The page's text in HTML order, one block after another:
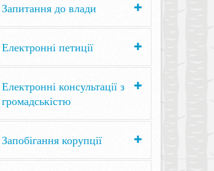
Запитання до влади
Електронні петиції
Електронні консультації з
громадськістю
Запобігання корупції